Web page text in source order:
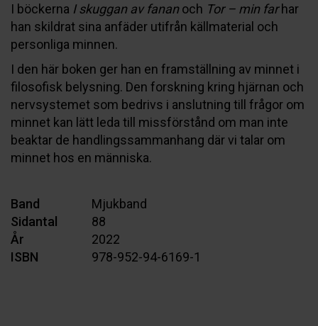
I böckerna I skuggan av fananoch Tor – min farhar
han skildrat sina anfäder utifrån källmaterial och
personliga minnen.
I den här boken ger han en framställning av minnet i
filosofisk belysning. Den forskning kring hjärnan och
nervsystemet som bedrivs i anslutning till frågor om
minnet kan lätt leda till missförstånd om man inte
beaktar de handlingssammanhang där vi talar om
minnet hos en människa.
Band
Mjukband
Sidantal
88
År
2022
ISBN
978-952-94-6169-1